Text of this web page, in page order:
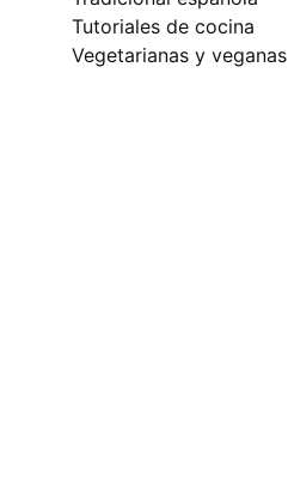
tutoriales de cocina
vegetarianas y veganas